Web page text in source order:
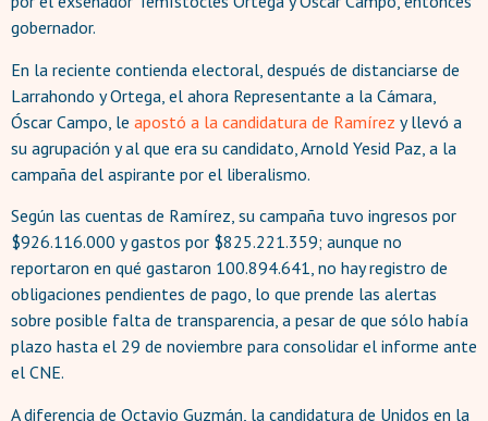
gobernador.
En la reciente contienda electoral, después de distanciarse de
Larrahondo y Ortega, el ahora Representante a la Cámara,
Óscar Campo, le apostó a la candidatura de Ramírez y llevó a
su agrupación y al que era su candidato, Arnold Yesid Paz, a la
campaña del aspirante por el liberalismo.
Según las cuentas de Ramírez, su campaña tuvo ingresos por
$926.116.000 y gastos por $825.221.359; aunque no
reportaron en qué gastaron 100.894.641, no hay registro de
obligaciones pendientes de pago, lo que prende las alertas
sobre posible falta de transparencia, a pesar de que sólo había
plazo hasta el 29 de noviembre para consolidar el informe ante
el CNE.
A diferencia de Octavio Guzmán, la candidatura de Unidos en la